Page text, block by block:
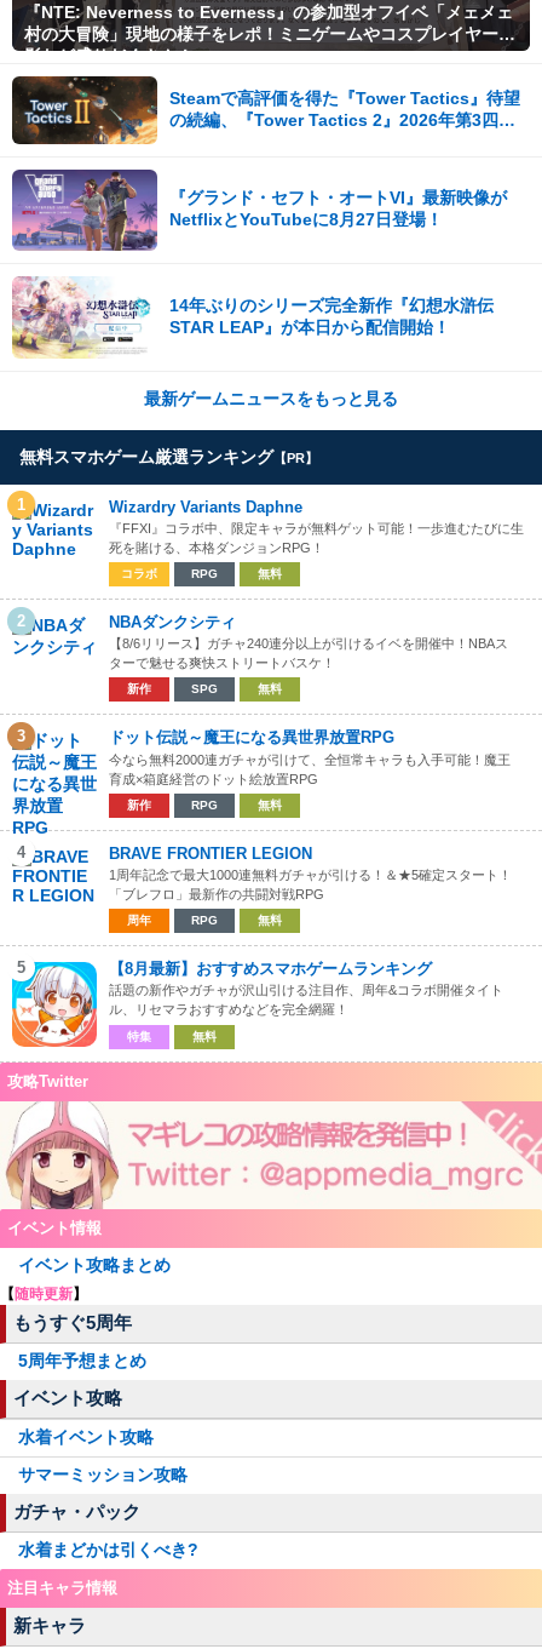
『NTE: Neverness to Everness』の参加型オフイベ「メェメェ
村の大冒険」現地の様子をレポ！ミニゲームやコスプレイヤー撮
影など盛りだくさん！
Steamで高評価を得た『Tower Tactics』待望
の続編、『Tower Tactics 2』2026年第3四半
『グランド・セフト・オートVI』最新映像が
NetflixとYouTubeに8月27日登場！
14年ぶりのシリーズ完全新作『幻想水滸伝
STAR LEAP』が本日から配信開始！
最新ゲームニュースをもっと見る
無料スマホゲーム厳選ランキング 【PR】
1 Wizardry Variants Daphne
『FFXI』コラボ中、限定キャラが無料ゲット可能！一歩進むたびに生
死を賭ける、本格ダンジョンRPG！
コラボ RPG 無料
2 NBAダンクシティ
【8/6リリース】ガチャ240連分以上が引けるイベを開催中！NBAス
ターで魅せる爽快ストリートバスケ！
新作 SPG 無料
3 ドット伝説～魔王になる異世界放置RPG
今なら無料2000連ガチャが引けて、全恒常キャラも入手可能！魔王
育成×箱庭経営のドット絵放置RPG
新作 RPG 無料
4 BRAVE FRONTIER LEGION
1周年記念で最大1000連無料ガチャが引ける！＆★5確定スタート！
「ブレフロ」最新作の共闘対戦RPG
周年 RPG 無料
5 【8月最新】おすすめスマホゲームランキング
話題の新作やガチャが沢山引ける注目作、周年&コラボ開催タイト
ル、リセマラおすすめなどを完全網羅！
特集 無料
攻略Twitter
イベント情報
イベント攻略まとめ
【 随時更新】
もうすぐ5周年
5周年予想まとめ
イベント攻略
水着イベント攻略
サマーミッション攻略
ガチャ・パック
水着まどかは引くべき?
注目キャラ情報
新キャラ